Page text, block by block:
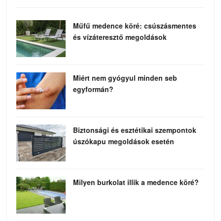
Műfű medence köré: csúszásmentes
és vízáteresztő megoldások
Miért nem gyógyul minden seb
egyformán?
Biztonsági és esztétikai szempontok
úszókapu megoldások esetén
Milyen burkolat illik a medence köré?